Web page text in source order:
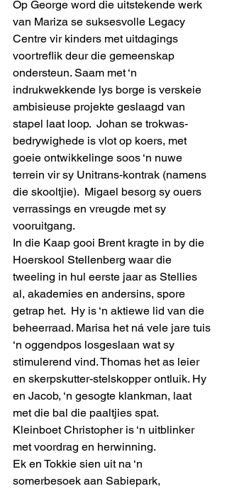
Op George word die uitstekende werk
van Mariza se suksesvolle Legacy
Centre vir kinders met uitdagings
voortreflik deur die gemeenskap
ondersteun. Saam met ‘n
indrukwekkende lys borge is verskeie
ambisieuse projekte geslaagd van
stapel laat loop.  Johan se trokwas-
bedrywighede is vlot op koers, met
goeie ontwikkelinge soos ‘n nuwe
terrein vir sy Unitrans-kontrak (namens
die skooltjie).  Migael besorg sy ouers
verrassings en vreugde met sy
vooruitgang.
In die Kaap gooi Brent kragte in by die
Hoerskool Stellenberg waar die
tweeling in hul eerste jaar as Stellies
al, akademies en andersins, spore
getrap het.  Hy is ‘n aktiewe lid van die
beheerraad. Marisa het ná vele jare tuis
‘n oggendpos losgeslaan wat sy
stimulerend vind. Thomas het as leier
en skerpskutter-stelskopper ontluik. Hy
en Jacob, ‘n gesogte klankman, laat
met die bal die paaltjies spat.
Kleinboet Christopher is ‘n uitblinker
met voordrag en herwinning.
Ek en Tokkie sien uit na ‘n
somerbesoek aan Sabiepark,